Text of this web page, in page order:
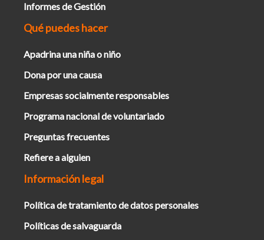
Informes de Gestión
Qué puedes hacer
Apadrina una niña o niño
Dona por una causa
Empresas socialmente responsables
Programa nacional de voluntariado
Preguntas frecuentes
Refiere a alguien
Información legal
Política de tratamiento de datos personales
Políticas de salvaguarda